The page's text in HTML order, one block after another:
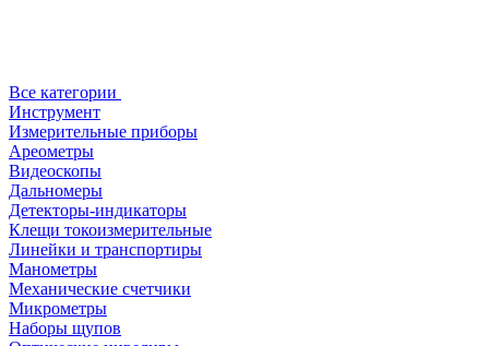
Все категории
Инструмент
Измерительные приборы
Ареометры
Видеоскопы
Дальномеры
Детекторы-индикаторы
Клещи токоизмерительные
Линейки и транспортиры
Манометры
Механические счетчики
Микрометры
Наборы щупов